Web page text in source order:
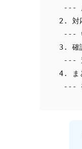
---
2. 対
---
3. 確
---
4. ま
---